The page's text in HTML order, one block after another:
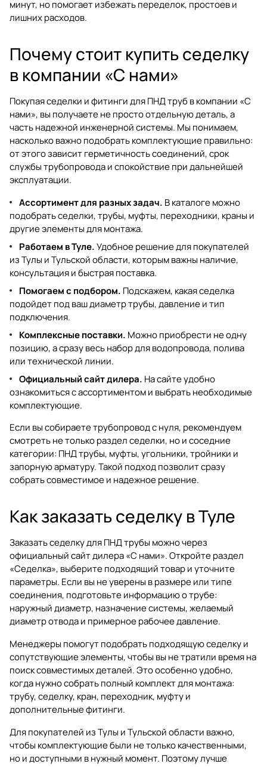
минут, но помогает избежать переделок, простоев и
лишних расходов.
Почему стоит купить седелку
в компании «С нами»
Покупая седелки и фитинги для ПНД труб в компании «С
нами», вы получаете не просто отдельную деталь, а
часть надежной инженерной системы. Мы понимаем,
насколько важно подобрать комплектующие правильно:
от этого зависит герметичность соединений, срок
службы трубопровода и спокойствие при дальнейшей
эксплуатации.
Ассортимент для разных задач. В каталоге можно
подобрать седелки, трубы, муфты, переходники, краны и
другие элементы для монтажа.
Работаем в Туле.Удобное решение для покупателей
из Тулы и Тульской области, которым важны наличие,
консультация и быстрая поставка.
Помогаем с подбором. Подскажем, какая седелка
подойдет под ваш диаметр трубы, давление и тип
подключения.
Комплексные поставки. Можно приобрести не одну
позицию, а сразу весь набор для водопровода, полива
или технической линии.
Официальный сайт дилера. На сайте удобно
ознакомиться с ассортиментом и выбрать необходимые
комплектующие.
Если вы собираете трубопровод с нуля, рекомендуем
смотреть не только разделседелки, но и соседние
категории: ПНД трубы, муфты,угольники,тройники и
запорную арматуру. Такой подход позволит сразу
собрать совместимое и надежное решение.
Как заказать седелку в Туле
Заказать седелку для ПНД трубы можно через
официальный сайт дилера «С нами». Откройте раздел
«Седелка», выберите подходящий товар и уточните
параметры. Если вы не уверены в размере или типе
соединения, подготовьте информацию о трубе:
наружный диаметр, назначение системы, желаемый
диаметр отвода и примерное рабочее давление.
Менеджеры помогут подобрать подходящую седелку и
сопутствующие элементы, чтобы вы не тратили время на
поиск совместимых деталей. Это особенно удобно,
когда нужно собрать полный комплект для монтажа:
трубу, седелку, кран, переходник, муфту и
дополнительные фитинги.
Для покупателей из Тулы и Тульской области важно,
чтобы комплектующие были не только качественными,
но и доступными в нужный момент. Поэтому лучше